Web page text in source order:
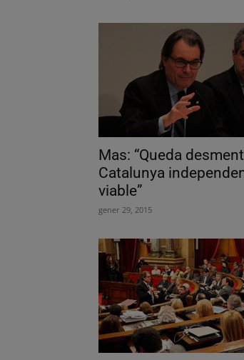
Mas: “Queda
Catalunya
viable”
gener 29, 2015